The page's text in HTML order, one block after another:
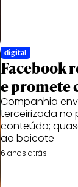
digital
Facebook
e promete
Companhia
terceirizada no
conteúdo;
ao boicote
6 anos atrás